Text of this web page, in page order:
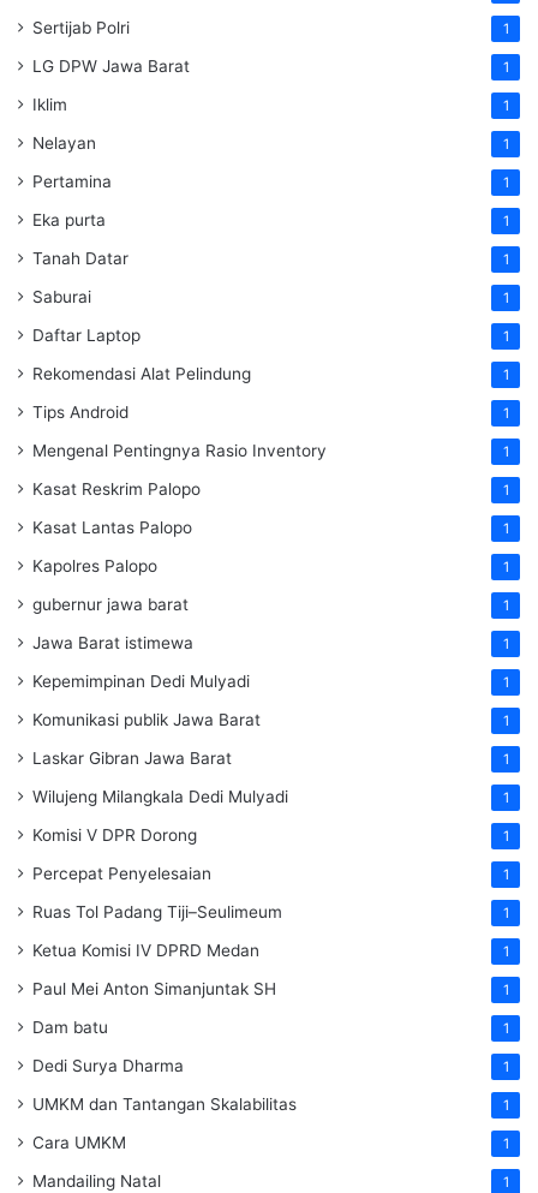
Sertijab Polri 1
LG DPW Jawa Barat 1
Iklim 1
Nelayan 1
Pertamina 1
Eka purta 1
Tanah Datar 1
Saburai 1
Daftar Laptop 1
Rekomendasi Alat Pelindung 1
Tips Android 1
Mengenal Pentingnya Rasio Inventory 1
Kasat Reskrim Palopo 1
Kasat Lantas Palopo 1
Kapolres Palopo 1
gubernur jawa barat 1
Jawa Barat istimewa 1
Kepemimpinan Dedi Mulyadi 1
Komunikasi publik Jawa Barat 1
Laskar Gibran Jawa Barat 1
Wilujeng Milangkala Dedi Mulyadi 1
Komisi V DPR Dorong 1
Percepat Penyelesaian 1
Ruas Tol Padang Tiji–Seulimeum 1
Ketua Komisi IV DPRD Medan 1
Paul Mei Anton Simanjuntak SH 1
Dam batu 1
Dedi Surya Dharma 1
UMKM dan Tantangan Skalabilitas 1
Cara UMKM 1
Mandailing Natal 1